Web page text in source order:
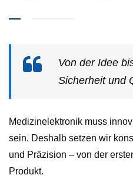
Von der Idee
Sicherheit und
Medizinelektronik muss
sein. Deshalb setzen wir
und Präzision – von der
Produkt.